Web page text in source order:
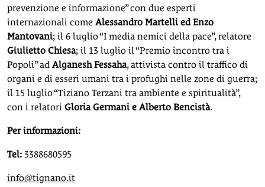
prevenzione e informazione” con due esperti
internazionali come Alessandro Martelli ed Enzo
Mantovani; il 6 luglio “I media nemici della pace”, relatore
Giulietto Chiesa; il 13 luglio il “Premio incontro tra i
Popoli” ad Alganesh Fessaha, attivista contro il traffico di
organi e di esseri umani tra i profughi nelle zone di guerra;
il 15 luglio “Tiziano Terzani tra ambiente e spiritualità”,
con i relatori Gloria Germani e Alberto Bencistà.
Per informazioni:
Tel: 3388680595
info@tignano.it